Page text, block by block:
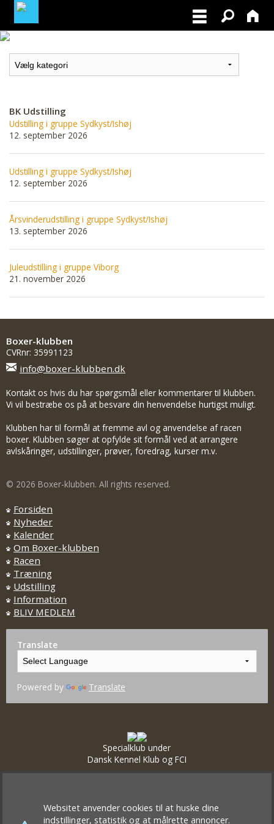
MEDLEMSLOGIN
BK Udstilling
Udstilling i gruppe Sydkyst/Ishøj
12. september 2026
Udstilling i gruppe Sydkyst/Ishøj
12. september 2026
Årsvinderudstilling i gruppe Sydkyst/Ishøj
13. september 2026
Juleudstilling i gruppe Viborg
21. november 2026
Boxer-klubben
CVRnr: 35991123
info@boxer-klubben.dk
Kontakt os hvis du har spørgsmål eller kommentarer til klubben.
Vi vil bestræbe os på at besvare din henvendelse hurtigst muligt.
Klubben har til formål at fremme avl og anvendelse af racen
boxer. Klubben søger at opfylde sit formål ved at arrangere
avlskåringer, udstillinger, prøver, foredrag, kurser m.v.
© 2026 Boxer-klubben. All rights reserved.
Forsiden
Nyheder
Kalender
Om Boxer-klubben
Racen
Træning
Udstilling
Information
BLIV MEDLEM
Translate
Powered by Translate
Specialklub under
Dansk Kennel Klub og FCI
Websitet anvender cookies til at huske dine
indstillinger, statistik og at målrette annoncer.